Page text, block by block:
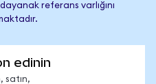
referans varlığını
edinin
satın,